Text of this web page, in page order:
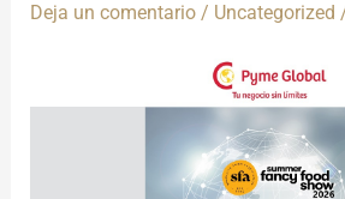
Deja un comentario / Uncategorized